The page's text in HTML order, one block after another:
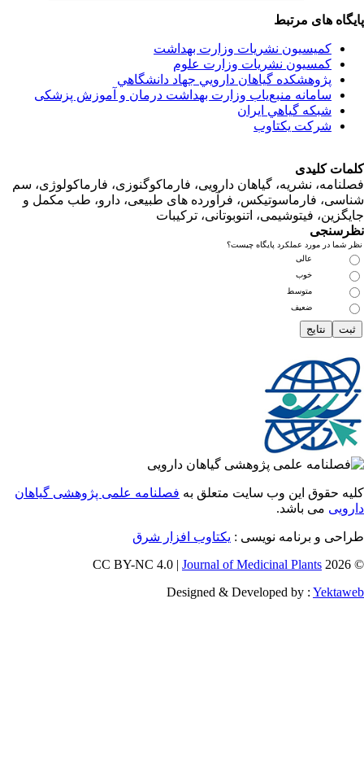
های مرتبط
کمیسیون نشریات وزارت بهداشت
کمسیون نشریات وزارت علوم
پژوهشكده گياهان دارويي جهاد دانشگاهي
سامانه منبع‌ياب وزارت بهداشت درمان و آموزش پزشکی
شبكه گياهي ايران
شرکت یکتاوب
کلیدی
نشریه، گیاهان دارویی، فارماکوگنوزی، فارماکولوژی، سم
فارماسوتیکس، فرآورده های طبیعی، دارو، طب مکمل و
فیتوشیمی، اتنوبوتانی، ترکیبات
در مورد عملکرد پایگاه چیست؟
متوسط
ضعیف
حقوق این وب سایت متعلق بهفصلنامه علمی پژوهشی گیاهان
می باشد.
و برنامه نویسی :یکتاوب افزار شرق
Journal of Medicinal Plants
Designed & Developed by :